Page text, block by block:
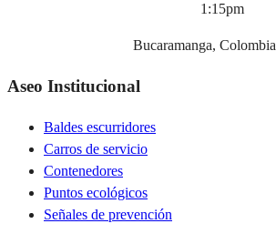
1:15pm
Bucaramanga, Colombia
Aseo Institucional
Baldes escurridores
Carros de servicio
Contenedores
Puntos ecológicos
Señales de prevención